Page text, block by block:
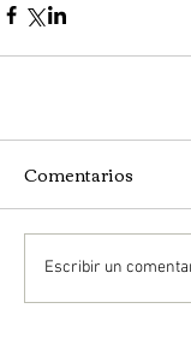
Comentarios
Escribir un